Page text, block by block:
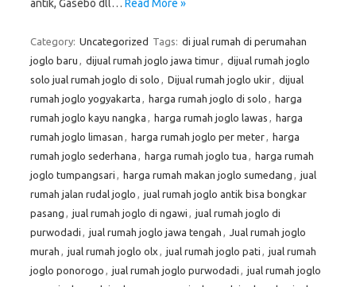
antik, Gasebo dll… Read More »
Category: Uncategorized Tags: di jual rumah di perumahan
joglo baru , dijual rumah joglo jawa timur, dijual rumah joglo
solo jual rumah joglo di solo , Dijual rumah joglo ukir, dijual
rumah joglo yogyakarta , harga rumah joglo di solo , harga
rumah joglo kayu nangka , harga rumah joglo lawas , harga
rumah joglo limasan , harga rumah joglo per meter, harga
rumah joglo sederhana , harga rumah joglo tua , harga rumah
joglo tumpangsari , harga rumah makan joglo sumedang , jual
rumah jalan rudal joglo , jual rumah joglo antik bisa bongkar
pasang , jual rumah joglo di ngawi , jual rumah joglo di
purwodadi , jual rumah joglo jawa tengah , Jual rumah joglo
murah , jual rumah joglo olx , jual rumah joglo pati , jual rumah
joglo ponorogo , jual rumah joglo purwodadi , jual rumah joglo